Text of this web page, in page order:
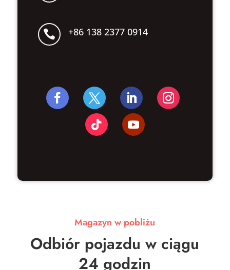
 +86 138 2377 0914
Magazyn w pobliżu
Odbiór pojazdu w ciągu
24 godzin